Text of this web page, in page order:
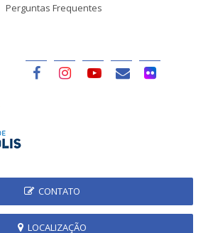
Perguntas Frequentes
CONTATO
LOCALIZAÇÃO